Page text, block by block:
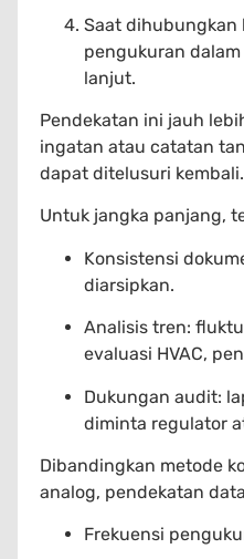
Saat dihubungkan
pengukuran
lanjut.
Pendekatan ini jauh
ingatan atau catatan
dapat ditelusuri kembali.
Untuk jangka panjang,
Konsistensi
diarsipkan.
Analisis tren:
evaluasi HVAC,
Dukungan audit:
diminta regulator
Dibandingkan metode
analog, pendekatan
Frekuensi